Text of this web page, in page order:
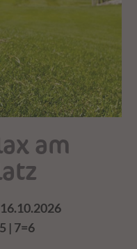
am
| 7=6